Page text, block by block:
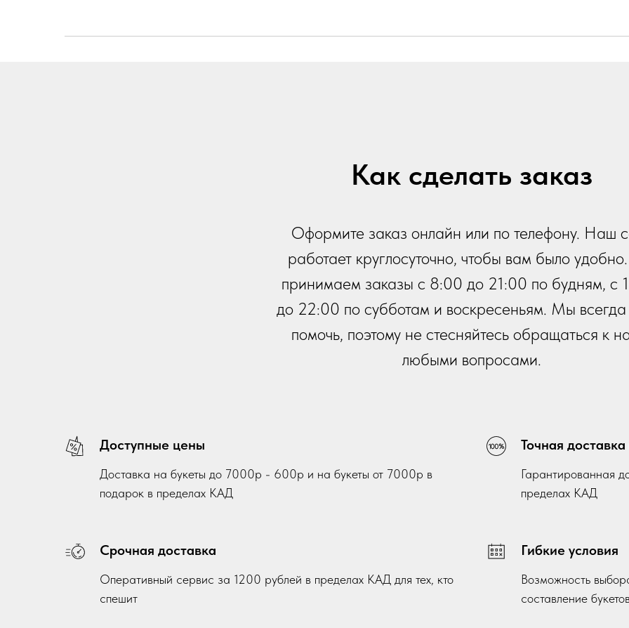
Как сделать заказ
Оформите заказ онлайн или по телефону. Наш
работает круглосуточно, чтобы вам было
принимаем заказы с 8:00 до 21:00 по будням, с
до 22:00 по субботам и воскресеньям. Мы
помочь, поэтому не стесняйтесь обращаться к
любыми вопросами.
Доступные цены
Доставка на букеты до 7000р - 600р и на букеты от 7000р в
подарок в пределах КАД
Точная
Гарантированная
пределах КАД
Срочная доставка
Оперативный сервис за 1200 рублей в пределах КАД для тех, кто
спешит
Гибкие условия
Возможность
составление